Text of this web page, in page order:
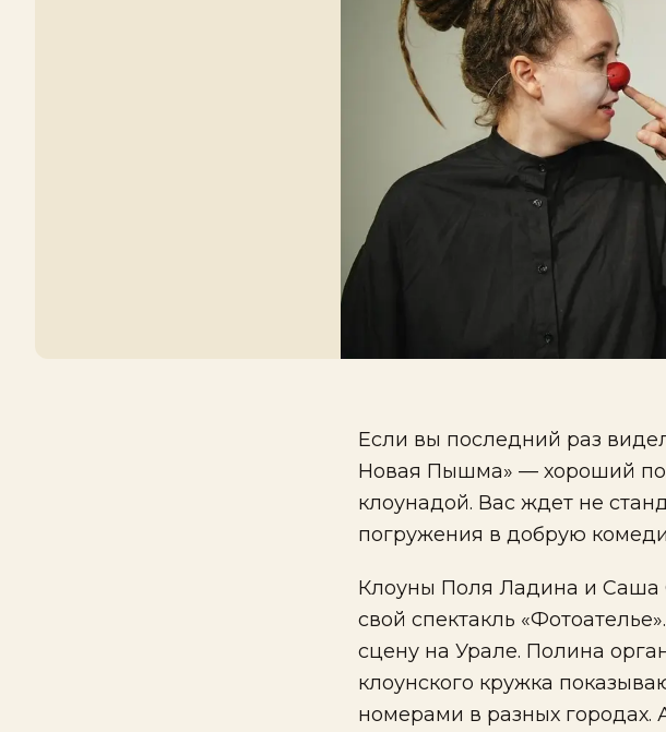
Если вы последний раз
Новая Пышма» — хороший
клоунадой. Вас ждет не
погружения в добрую
Клоуны Поля Ладина и Саша
свой спектакль
сцену на Урале. Полина
клоунского кружка
номерами в разных